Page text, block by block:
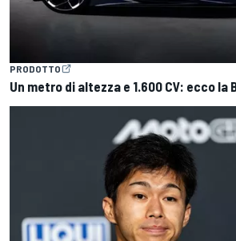
PRODOTTO
Un metro di altezza e 1.600 CV: ecco